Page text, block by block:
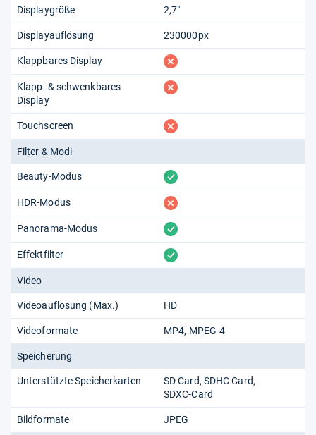
Displaygröße 2,7"
Displayauflösung 230000px
Klappbares Display fehlt
Klapp- & schwenkbares
Display
fehlt
Touchscreen fehlt
Filter & Modi
Beauty-Modus vorhanden
HDR-Modus fehlt
Panorama-Modus vorhanden
Effektfilter vorhanden
Video
Videoauflösung (Max.) HD
Videoformate MP4 MPEG-4
Speicherung
Unterstützte Speicherkarten SD Card SDHC Card
SDXC-Card
Bildformate JPEG